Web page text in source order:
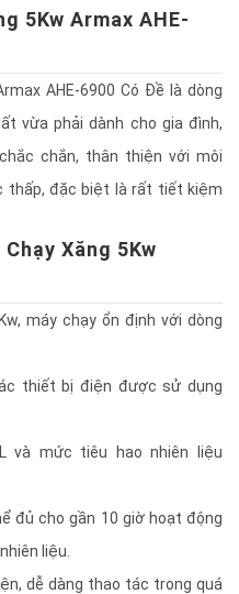
5Kw Armax AHE-
AHE-6900 Có Đề là dòng
vừa phải dành cho gia đình,
chắn, thân thiện với môi
thấp, đặc biệt là rất tiết kiệm
Xăng 5Kw
máy chạy ổn định với dòng
thiết bị điện được sử dụng
và mức tiêu hao nhiên liệu
đủ cho gần 10 giờ hoạt động
liệu.
dễ dàng thao tác trong quá